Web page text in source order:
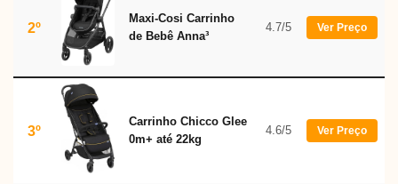
2º
Maxi-Cosi Carrinho
de Bebê Anna³
4.7/5 Ver Preço
3º
Carrinho Chicco Glee
0m+ até 22kg
4.6/5 Ver Preço